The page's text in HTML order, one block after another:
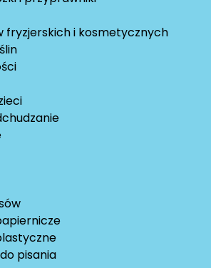
fryzjerskich i kosmetycznych
pisania